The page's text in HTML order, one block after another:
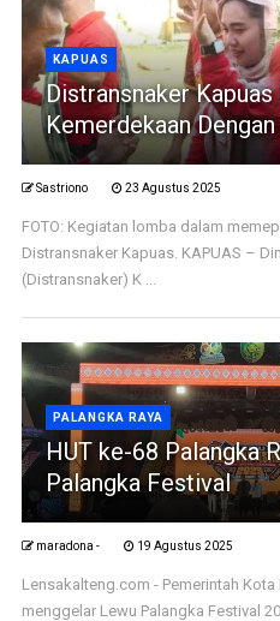
KAPUAS
Distransnaker
Kemerdekaan
Sastriono 23 Agustus 2025
FOTO: Kegiatan lomba dalam
Distransnaker Kapuas. KAPUAS –
(Distransnaker) K ...
PALANGKA RAYA
HUT ke-68 Palangka
Palangka Festival
maradona - 19 Agustus 2025
Lensakalteng.com - Pemerintah
menggelar Lewu Palangka Festival